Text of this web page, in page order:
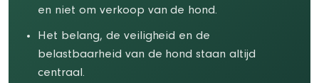
en niet om verkoop van de hond.
Het belang, de veiligheid en de
belastbaarheid van de hond staan altijd
centraal.